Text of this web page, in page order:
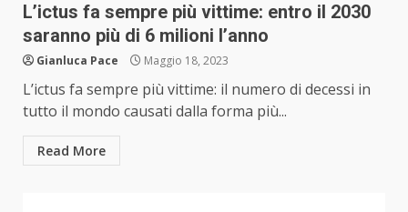
L’ictus fa sempre più vittime: entro il 2030
saranno più di 6 milioni l’anno
Gianluca Pace Maggio 18, 2023
L’ictus fa sempre più vittime: il numero di decessi in
tutto il mondo causati dalla forma più...
Read More